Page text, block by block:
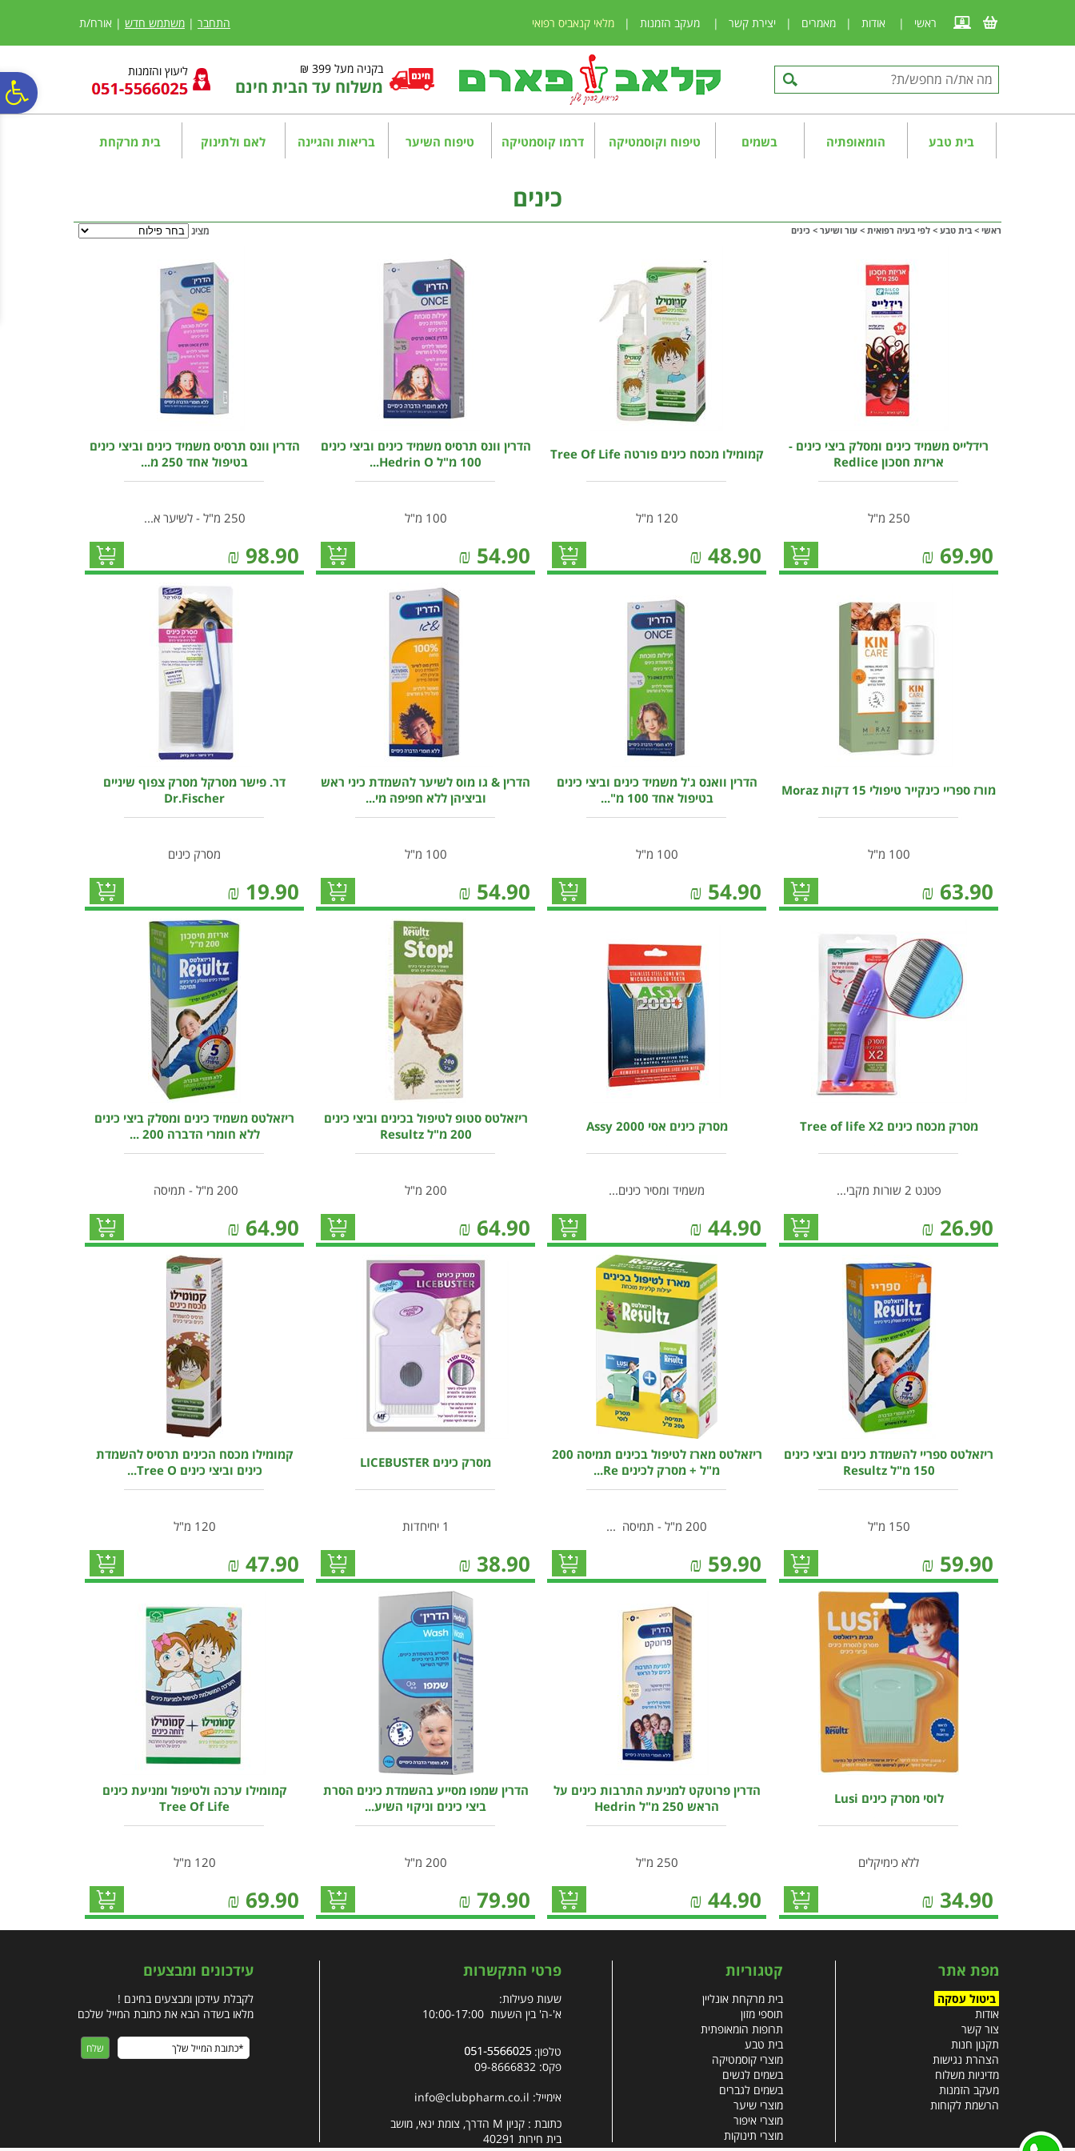
נגישות
אתר
המרכזי
ראשי | אודות | מאמרים | יצירת קשר | מעקב הזמנות | מלאי קנאביס רפואי התחבר | משתמש חדש | אורח/ת
בקניה מעל 399 ₪
משלוח עד הבית חינם
ליעוץ והזמנות
בית טבע הומאופתיה בשמים טיפוח וקוסמטיקה דרמו קוסמטיקה טיפוח השיער בריאות והגיינה לאם ולתינוק בית מרקחת
כינים
ראשי > בית טבע > לפי בעיה רפואית > עור ושיער > כינים מציג
רידלייס משמיד כינים ומסלק ביצי כינים -
אריזת חסכון Redlice
250 מ"ל
69.90
₪
קמומילו מכסח כינים פורטה Tree Of Life
120 מ"ל
48.90
₪
הדרין וונס תרסיס משמיד כינים וביצי כינים
100 מ"ל Hedrin O...
100 מ"ל
54.90
₪
הדרין וונס תרסיס משמיד כינים וביצי כינים
בטיפול אחד 250 מ...
250 מ"ל - לשיער א...
98.90
₪
מורז ספריי כינקייר טיפולי 15 דקות Moraz
100 מ"ל
63.90
₪
הדרין וואנס ג'ל משמיד כינים וביצי כינים
בטיפול אחד 100 מ"...
100 מ"ל
54.90
₪
הדרין & גו מוס לשיער להשמדת כיני ראש
וביציהן ללא חפיפה מי...
100 מ"ל
54.90
₪
דר. פישר מסרקל מסרק צפוף שיניים
Dr.Fischer
מסרק כינים
19.90
₪
מסרק מכסח כינים Tree of life X2
פטנט 2 שורות מקבי...
26.90
₪
מסרק כינים אסי 2000 Assy
משמיד ומסיר כינים...
44.90
₪
ריזאלטס סטופ לטיפול בכינים וביצי כינים
200 מ"ל Resultz
200 מ"ל
64.90
₪
ריזאלטס משמיד כינים ומסלק ביצי כינים
ללא חומרי הדברה 200 ...
200 מ"ל - תמיסה
64.90
₪
ריזאלטס ספריי להשמדת כינים וביצי כינים
150 מ"ל Resultz
150 מ"ל
59.90
₪
ריזאלטס מארז לטיפול בכינים תמיסה 200
מ"ל + מסרק לכינים Re...
200 מ"ל - תמיסה ...
59.90
₪
מסרק כינים LICEBUSTER
1 יחיחדות
38.90
₪
קמומילו מכסח הכינים תרסיס להשמדת
כינים וביצי כינים Tree O...
120 מ"ל
47.90
₪
לוסי מסרק כינים Lusi
ללא כימיקלים
34.90
₪
הדרין פרוטקט למניעת התרבות כינים על
הראש 250 מ"ל Hedrin
250 מ"ל
44.90
₪
הדרין שמפו מסייע בהשמדת כינים הסרת
ביצי כינים וניקוי השיע...
200 מ"ל
79.90
₪
קמומילו ערכה ולטיפול ומניעת כינים
Tree Of Life
120 מ"ל
69.90
₪
מפת אתר
ביטול עסקה
אודות
צור קשר
תקנון חנות
הצהרת נגישות
מדיניות משלוח
מעקב הזמנות
הרשמת לקוחות
קטגוריות
בית מרקחת אונליין
תוספי מזון
תרופות הומאופתית
בית טבע
מוצרי קוסמטיקה
בשמים לנשים
בשמים לגברים
מוצרי שיער
מוצרי איפור
מוצרי תינוקות
פרטי התקשרות
שעות פעילות:
א'-ה' בין השעות 10:00-17:00
טלפון:
פקס: 09-8666832
אימייל: info@clubpharm.co.il
כתובת : קניון M הדרך, צומת ינאי, מושב
בית חירות 40291
עידכונים ומבצעים
לקבלת עידכון ומבצעים בחינם !
מלאו בשדה הבא את כתובת המייל שלכם